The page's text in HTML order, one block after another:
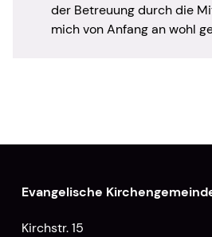
der Betreuung durch die
mich von Anfang an wohl
Evangelische
Kirchstr. 15